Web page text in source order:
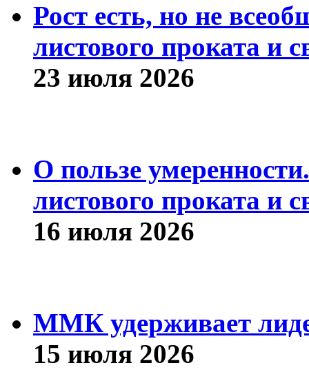
Рост есть, но не
листового проката и
23 июля 2026
О пользе
листового проката и
16 июля 2026
ММК удерживает
15 июля 2026